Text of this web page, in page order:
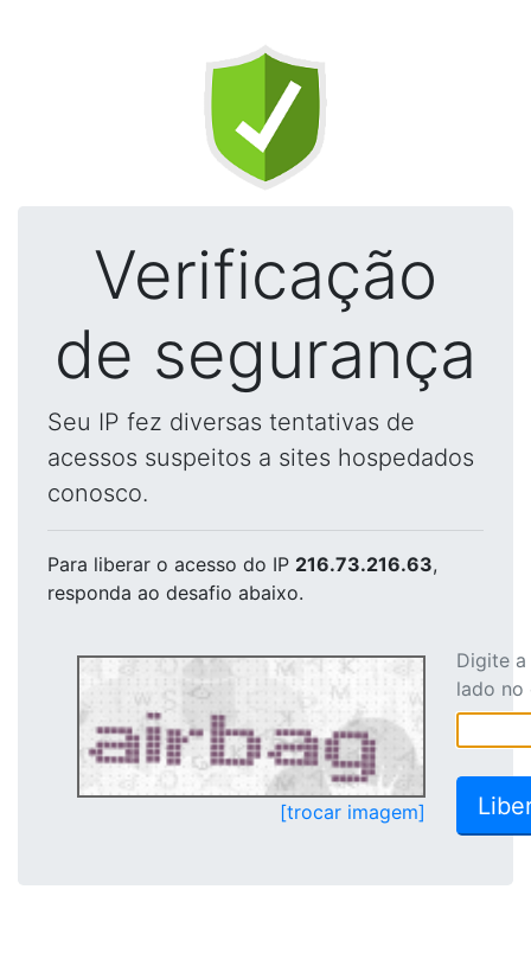
Verificação
de segurança
Seu IP fez diversas tentativas de
acessos suspeitos a sites hospedados
conosco.
Para liberar o acesso do IP 216.73.216.63,
responda ao desafio abaixo.
[trocar imagem]
Digite
lado no